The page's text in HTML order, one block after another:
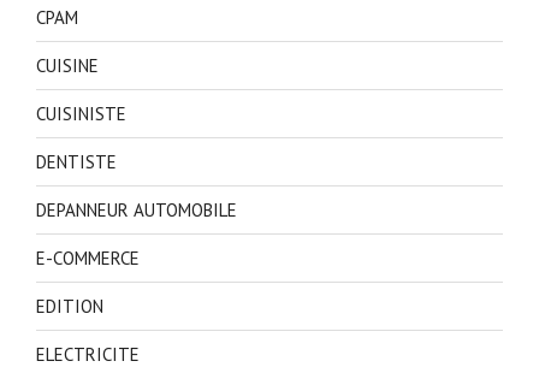
CPAM
CUISINE
CUISINISTE
DENTISTE
DEPANNEUR AUTOMOBILE
E-COMMERCE
EDITION
ELECTRICITE